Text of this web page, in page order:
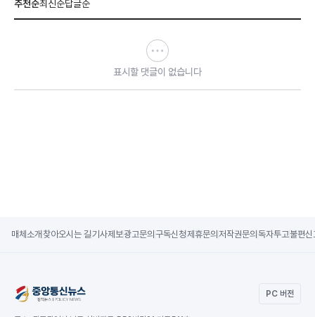
추천순최신순답글순
표시할 댓글이 없습니다
매체소개 찾아오시는 길기사제보광고문의 구독신청제휴문의 저작권문의 독자투고불편신
PC 버전